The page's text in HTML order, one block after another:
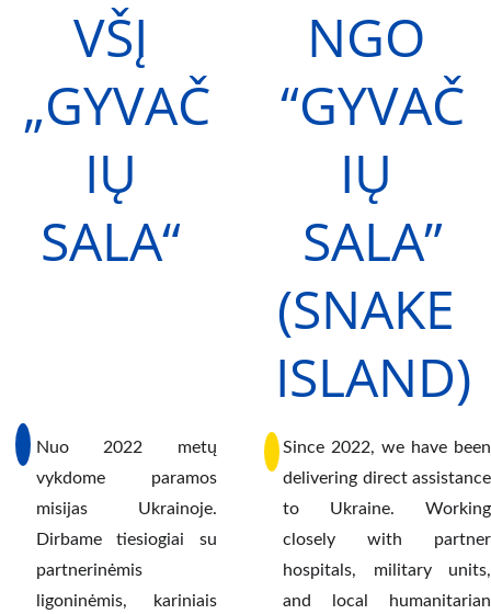
VŠĮ
„GYVAČ
IŲ
SALA“
Nuo 2022 metų
vykdome paramos
misijas Ukrainoje.
Dirbame tiesiogiai su
partnerinėmis
ligoninėmis, kariniais
Since 2022, we have been
delivering direct assistance
to Ukraine. Working
closely with partner
hospitals, military units,
and local humanitarian
NGO
“GYVAČ
IŲ
SALA”
(SNAKE
ISLAND)